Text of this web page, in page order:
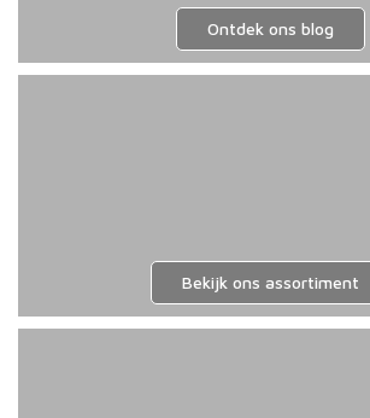
Ontdek ons blog
Bekijk ons assortiment